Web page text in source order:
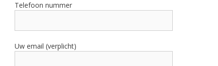
Telefoon nummer
Uw email (verplicht)